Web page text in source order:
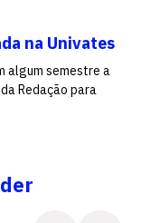
na Univates
algum semestre a
Redação para